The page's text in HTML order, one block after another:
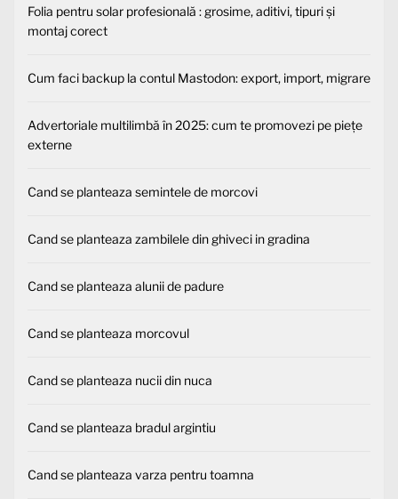
Folia pentru solar profesională : grosime, aditivi, tipuri și
montaj corect
Cum faci backup la contul Mastodon: export, import, migrare
Advertoriale multilimbă în 2025: cum te promovezi pe piețe
externe
Cand se planteaza semintele de morcovi
Cand se planteaza zambilele din ghiveci in gradina
Cand se planteaza alunii de padure
Cand se planteaza morcovul
Cand se planteaza nucii din nuca
Cand se planteaza bradul argintiu
Cand se planteaza varza pentru toamna